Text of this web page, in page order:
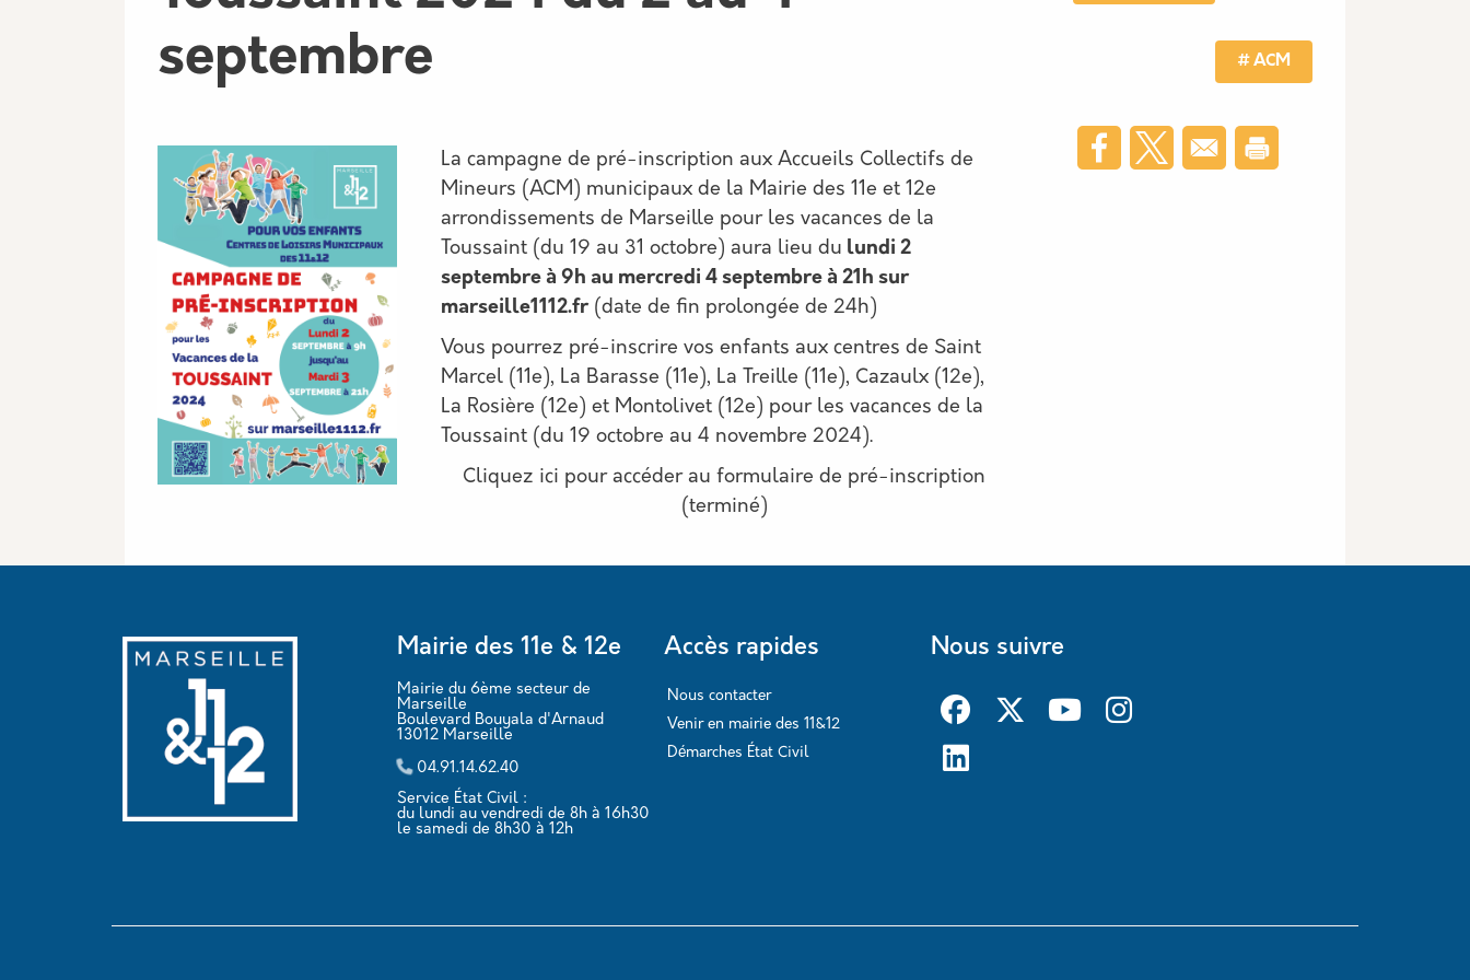
septembre
La campagne de pré-inscription aux Accueils Collectifs de
Mineurs (ACM) municipaux de la Mairie des 11e et 12e
arrondissements de Marseille pour les vacances de la
Toussaint (du 19 au 31 octobre) aura lieu du lundi 2
septembre à 9h au mercredi 4 septembre à 21h sur
marseille1112.fr(date de fin prolongée de 24h)
Vous pourrez pré-inscrire vos enfants aux centres de Saint
Marcel (11e), La Barasse (11e), La Treille (11e), Cazaulx (12e),
La Rosière (12e) et Montolivet (12e) pour les vacances de la
Toussaint (du 19 octobre au 4 novembre 2024).
Cliquez ici pour accéder au formulaire de pré-inscription
(terminé)
ACM
Mairie des 11e & 12e
Mairie du 6ème secteur de
Marseille
Boulevard Bouyala d'Arnaud
13012 Marseille
04.91.14.62.40
Service État Civil :
du lundi au vendredi de 8h à 16h30
le samedi de 8h30 à 12h
Accès rapides
Nous contacter
Venir en mairie des 11&12
Démarches État Civil
Nous suivre